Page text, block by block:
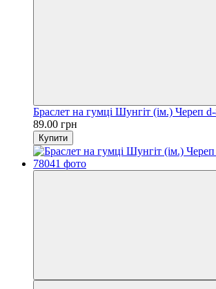
Браслет на гумці Шунгіт (ім.) Череп
89.00 грн
Купити